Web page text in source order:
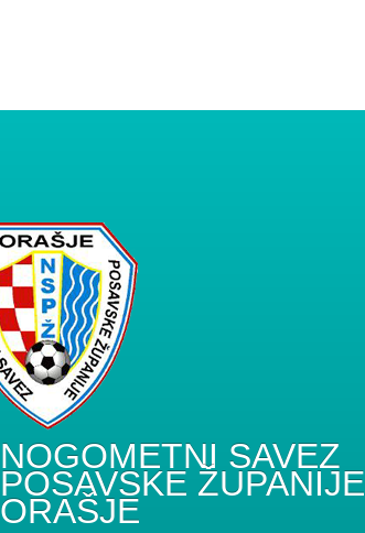
NOGOMETNI SAVEZ
POSAVSKE ŽUPANIJE
ORAŠJE